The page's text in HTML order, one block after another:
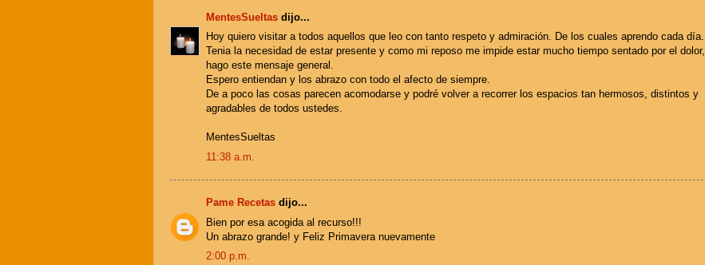
MentesSueltas dijo...
Hoy quiero visitar a todos aquellos que leo con tanto respeto y admiración. De los cuales aprendo cada día.
Tenia la necesidad de estar presente y como mi reposo me impide estar mucho tiempo sentado por el dolor,
hago este mensaje general.
Espero entiendan y los abrazo con todo el afecto de siempre.
De a poco las cosas parecen acomodarse y podré volver a recorrer los espacios tan hermosos, distintos y
agradables de todos ustedes.
MentesSueltas
11:38 a.m.
Pame Recetas dijo...
Bien por esa acogida al recurso!!!
Un abrazo grande! y Feliz Primavera nuevamente
2:00 p.m.